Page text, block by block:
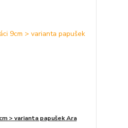
> varianta papušek Ara